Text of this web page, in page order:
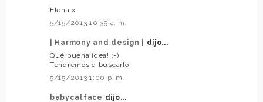
Elena x
5/15/2013 10:39 a. m.
| Harmony and design |
dijo...
Qué buena idea! ;-)
Tendremos q buscarlo
5/15/2013 1:00 p. m.
babycatface dijo...